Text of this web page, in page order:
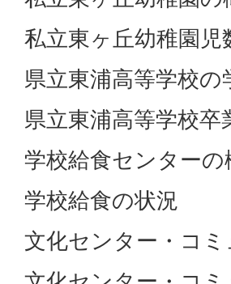
私立東ヶ丘幼稚園児
県立東浦高等学校
県立東浦高等学校卒
学校給食センターの
学校給食の状況
文化センター・コ